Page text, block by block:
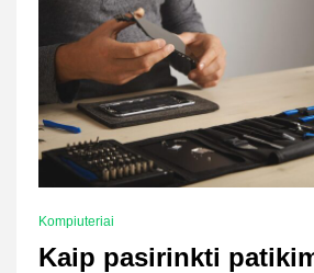
Kompiuteriai
Kaip pasirinkti